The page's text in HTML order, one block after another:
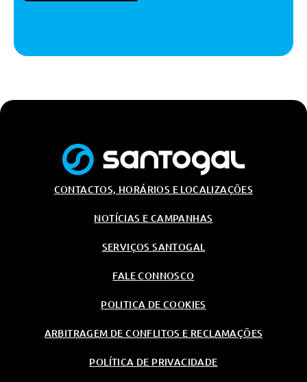
CONTACTOS, HORÁRIOS E LOCALIZAÇÕES
NOTÍCIAS E CAMPANHAS
SERVIÇOS SANTOGAL
FALE CONNOSCO
POLITICA DE COOKIES
ARBITRAGEM DE CONFLITOS E RECLAMAÇÕES
POLÍTICA DE PRIVACIDADE